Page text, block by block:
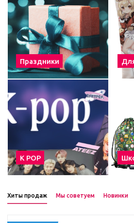
Праздники
К POP
Хиты продаж Мы советуем Новинки